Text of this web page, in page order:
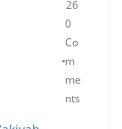
26
0
Co
m
me
nts